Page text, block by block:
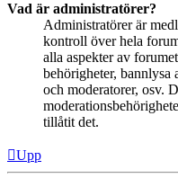
Vad är administratörer?
Administratörer är
kontroll över hela
alla aspekter av
behörigheter, bannlysa
och moderatorer, osv.
tillåtit det.
Upp